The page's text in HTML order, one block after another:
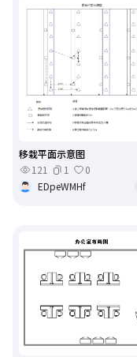
移栽平面示意图
121
1
0
EDpeWMHf